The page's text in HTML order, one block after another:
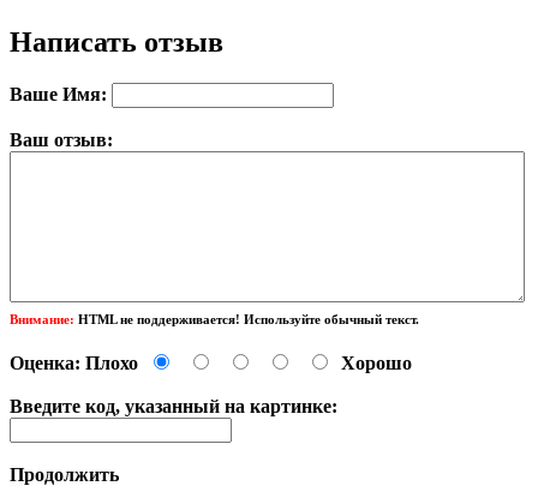
Написать отзыв
Ваше Имя:
Ваш отзыв:
Внимание: HTML не поддерживается! Используйте обычный текст.
Оценка: Плохо Хорошо
Введите код, указанный на картинке:
Продолжить